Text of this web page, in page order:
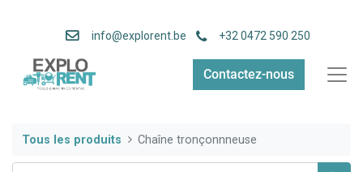
info@explorent.be +32 0472 590 250
Contactez-nous
Tous les produits Chaîne tronçonnneuse